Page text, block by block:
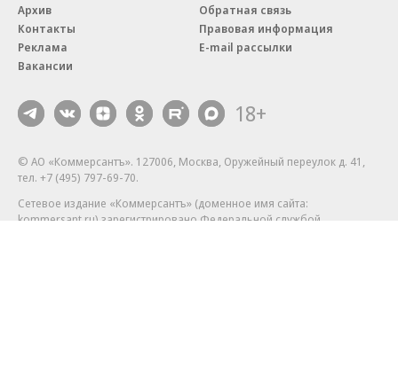
Архив
Контакты
Реклама
Вакансии
Обратная связь
Правовая информация
E-mail рассылки
18+
© АО «Коммерсантъ». 127006, Москва, Оружейный переулок д. 41,
тел. +7 (495) 797-69-70.
Сетевое издание «Коммерсантъ» (доменное имя сайта:
kommersant.ru) зарегистрировано Федеральной службой